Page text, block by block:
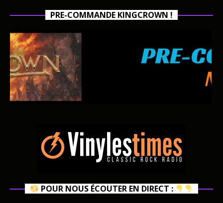
PRE-COMMANDE KINGCROWN !
POUR NOUS ÉCOUTER EN DIRECT :